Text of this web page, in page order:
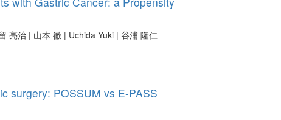
亮治 | 山本 徹 | Uchida Yuki | 谷浦 隆仁
surgery: POSSUM vs E-PASS